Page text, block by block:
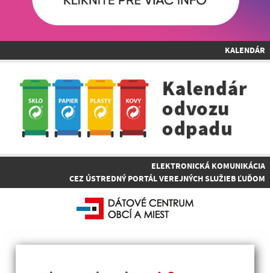
KALENDÁR
ELEKTRONICKÁ KOMUNIKÁCIA
CEZ ÚSTREDNÝ PORTÁL VEREJNÝCH SLUŽIEB ĽUĎOM